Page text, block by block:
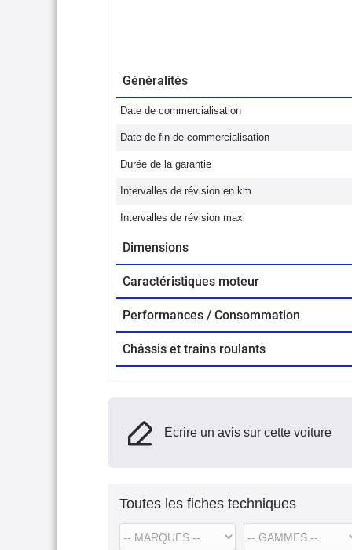
Généralités
Date de commercialisation
Date de fin de commercialisation
Durée de la garantie
Intervalles de révision en km
Intervalles de révision maxi
Dimensions
Caractéristiques moteur
Performances / Consommation
Châssis et trains roulants
Ecrire un avis sur cette voiture
Toutes les fiches techniques